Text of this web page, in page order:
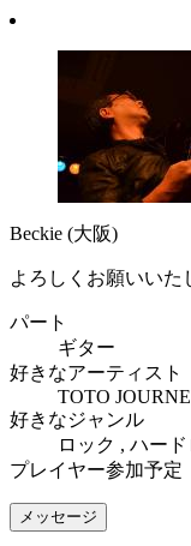
Beckie (大阪)
よろしくお願いいた
パート
ギター
好きなアーティスト
TOTO
好きなジャンル
ロック , ハー
プレイヤー参加予定
メッセージ